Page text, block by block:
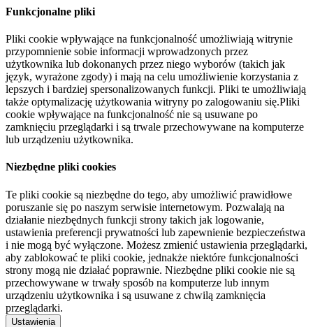
Funkcjonalne pliki
Pliki cookie wpływające na funkcjonalność umożliwiają witrynie
przypomnienie sobie informacji wprowadzonych przez
użytkownika lub dokonanych przez niego wyborów (takich jak
język, wyrażone zgody) i mają na celu umożliwienie korzystania z
lepszych i bardziej spersonalizowanych funkcji. Pliki te umożliwiają
także optymalizację użytkowania witryny po zalogowaniu się.Pliki
cookie wpływające na funkcjonalność nie są usuwane po
zamknięciu przeglądarki i są trwale przechowywane na komputerze
lub urządzeniu użytkownika.
Niezbędne pliki cookies
Te pliki cookie są niezbędne do tego, aby umożliwić prawidłowe
poruszanie się po naszym serwisie internetowym. Pozwalają na
działanie niezbędnych funkcji strony takich jak logowanie,
ustawienia preferencji prywatności lub zapewnienie bezpieczeństwa
i nie mogą być wyłączone. Możesz zmienić ustawienia przeglądarki,
aby zablokować te pliki cookie, jednakże niektóre funkcjonalności
strony mogą nie działać poprawnie. Niezbędne pliki cookie nie są
przechowywane w trwały sposób na komputerze lub innym
urządzeniu użytkownika i są usuwane z chwilą zamknięcia
przeglądarki.
Ustawienia